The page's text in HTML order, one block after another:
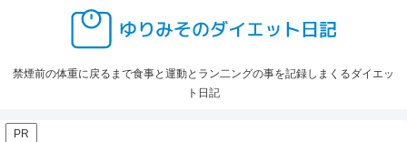
禁煙前の体重に戻るまで食事と運動とラン二ングの事を記録しまくるダイエッ
ト日記
PR